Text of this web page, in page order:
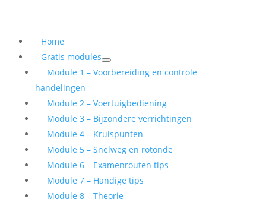
Home
Gratis modules
Module 1 – Voorbereiding en controle
handelingen
Module 2 – Voertuigbediening
Module 3 – Bijzondere verrichtingen
Module 4 – Kruispunten
Module 5 – Snelweg en rotonde
Module 6 – Examenrouten tips
Module 7 – Handige tips
Module 8 – Theorie